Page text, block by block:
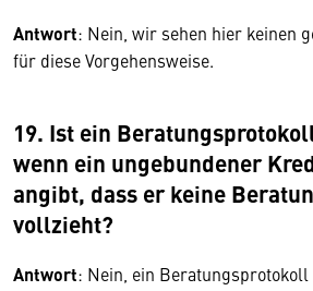
Antwort: Nein, wir sehen hier keinen
für diese Vorgehensweise.
19. Ist ein
wenn ein ungebundener
angibt, dass er keine
vollzieht?
Antwort: Nein, ein Beratungsprotokoll